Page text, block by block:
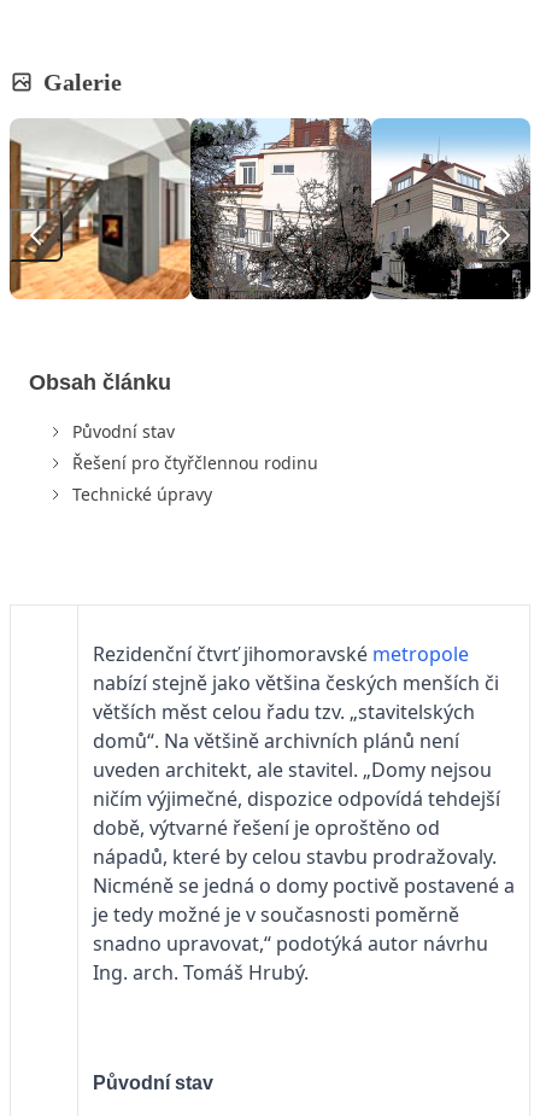
Galerie
Obsah článku
Původní stav
Řešení pro čtyřčlennou rodinu
Technické úpravy
Rezidenční čtvrť jihomoravské metropole
nabízí stejně jako většina českých menších či
větších měst celou řadu tzv. „stavitelských
domů“. Na většině archivních plánů není
uveden architekt, ale stavitel. „Domy nejsou
ničím výjimečné, dispozice odpovídá tehdejší
době, výtvarné řešení je oproštěno od
nápadů, které by celou stavbu prodražovaly.
Nicméně se jedná o domy poctivě postavené a
je tedy možné je v současnosti poměrně
snadno upravovat,“ podotýká autor návrhu
Ing. arch. Tomáš Hrubý.
Původní stav